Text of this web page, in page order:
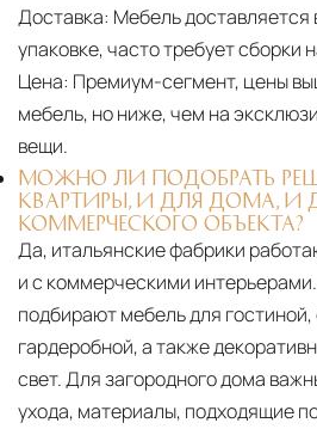
Доставка: Мебель доставляется
упаковке, часто требует сборки
Цена: Премиум-сегмент, цены
мебель, но ниже, чем на
вещи.
МОЖНО ЛИ ПОДОБРАТЬ
КВАРТИРЫ, И ДЛЯ ДОМА, И
КОММЕРЧЕСКОГО ОБЪЕКТА?
Да, итальянские фабрики
и с коммерческими
подбирают мебель для
гардеробной, а также
свет. Для загородного дома
ухода, материалы, подходящие